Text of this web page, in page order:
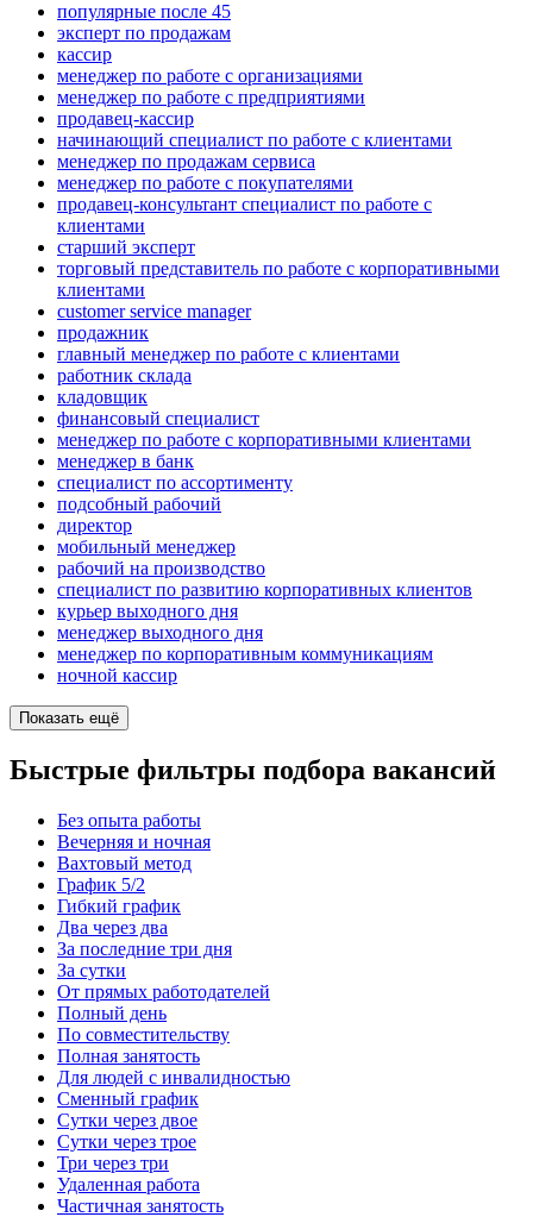
популярные после 45
эксперт по продажам
кассир
менеджер по работе с организациями
менеджер по работе с предприятиями
продавец-кассир
начинающий специалист по работе с клиентами
менеджер по продажам сервиса
менеджер по работе с покупателями
продавец-консультант специалист по работе с
клиентами
старший эксперт
торговый представитель по работе с корпоративными
клиентами
customer service manager
продажник
главный менеджер по работе с клиентами
работник склада
кладовщик
финансовый специалист
менеджер по работе с корпоративными клиентами
менеджер в банк
специалист по ассортименту
подсобный рабочий
директор
мобильный менеджер
рабочий на производство
специалист по развитию корпоративных клиентов
курьер выходного дня
менеджер выходного дня
менеджер по корпоративным коммуникациям
ночной кассир
Показать ещё
Быстрые фильтры подбора вакансий
Без опыта работы
Вечерняя и ночная
Вахтовый метод
График 5/2
Гибкий график
Два через два
За последние три дня
За сутки
От прямых работодателей
Полный день
По совместительству
Полная занятость
Для людей с инвалидностью
Сменный график
Сутки через двое
Сутки через трое
Три через три
Удаленная работа
Частичная занятость